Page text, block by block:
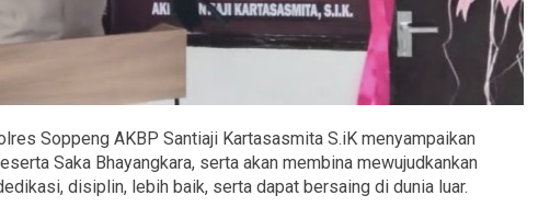
Soppeng AKBP Santiaji Kartasasmita S.iK menyampaikan
Saka Bhayangkara, serta akan membina mewujudkankan
disiplin, lebih baik, serta dapat bersaing di dunia luar.